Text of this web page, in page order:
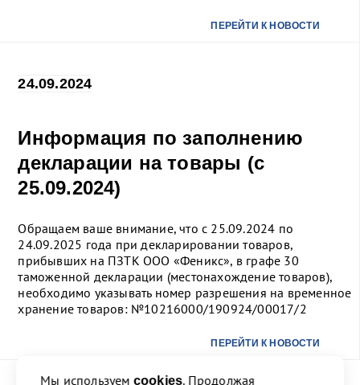
ПЕРЕЙТИ К НОВОСТИ
24.09.2024
Информация по заполнению
декларации на товары (с
25.09.2024)
Обращаем ваше внимание, что с 25.09.2024 по
24.09.2025 года при декларировании товаров,
прибывших на ПЗТК ООО «Феникс», в графе 30
таможенной декларации (местонахождение товаров),
необходимо указывать номер разрешения на временное
хранение товаров: №10216000/190924/00017/2
ПЕРЕЙТИ К НОВОСТИ
Мы используем cookies. Продолжая